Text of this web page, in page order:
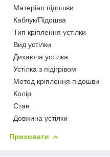
Матеріал підошви
Каблук/Підошва
Тип кріплення устілки
Вид устілки
Дихаюча устілка
Устілка з підігрівом
Метод кріплення підошви
Колір
Стан
Довжина устілки
Приховати